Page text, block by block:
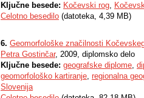
Ključne besede: Kočevski rog,
Celotno besedilo (datoteka, 4,39 MB)
6. Geomorfološke značilnosti
Petra Gostinčar, 2009, diplomsko delo
Ključne besede: geografske diplome,
geomorfološko kartiranje, regionalna
Slovenija